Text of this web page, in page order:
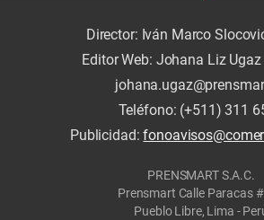
Director: Iván Marco
Editor Web: Johana Liz
Teléfono: (+511) 311
Publicidad:
PRENSMART S.A.C.
Prensmart Calle Paracas
Pueblo Libre, Lima -